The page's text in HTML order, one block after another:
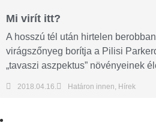
Mi virít itt?
A hosszú tél után hirtelen
virágszőnyeg borítja a Pilisi
„tavaszi aszpektus” növényeinek
2018.04.16. Határon innen, Hírek